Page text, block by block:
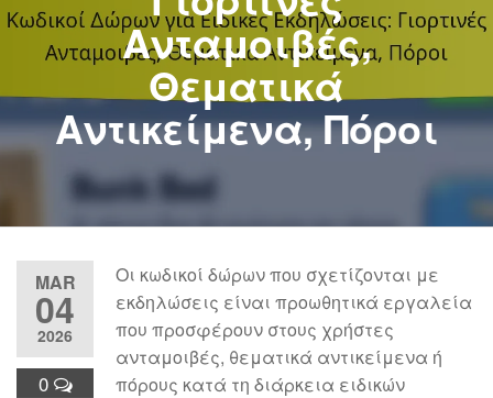
Ανταμοιβές,
Θεματικά
Αντικείμενα, Πόροι
MAR
04
2026
0
Οι κωδικοί δώρων που σχετίζονται με
εκδηλώσεις είναι προωθητικά εργαλεία
που προσφέρουν στους χρήστες
ανταμοιβές, θεματικά αντικείμενα ή
πόρους κατά τη διάρκεια ειδικών